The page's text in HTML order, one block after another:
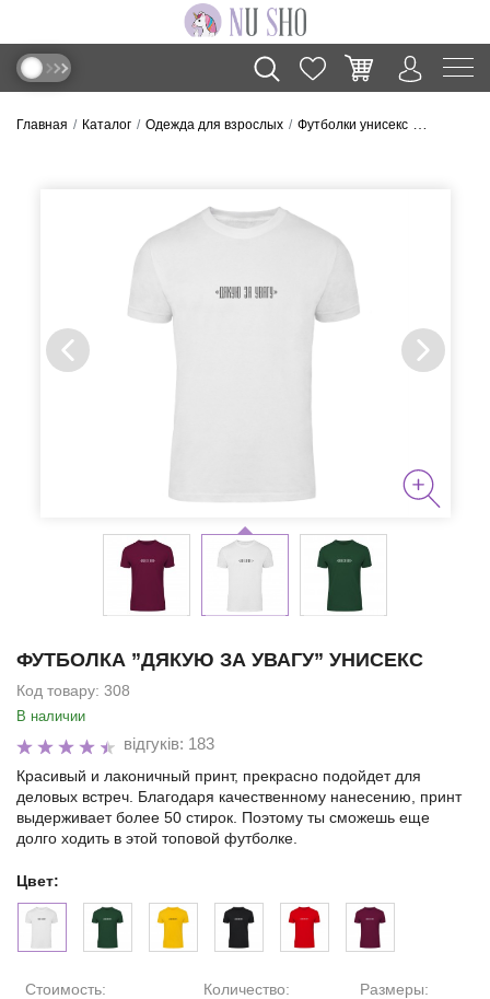
Главная Каталог Одежда для взрослых Футболки унисекс Футболка
ФУТБОЛКА ”ДЯКУЮ ЗА УВАГУ” УНИСЕКС
Код товару: 308
В наличии
відгуків: 183
Красивый и лаконичный принт, прекрасно подойдет для
деловых встреч. Благодаря качественному нанесению, принт
выдерживает более 50 стирок. Поэтому ты сможешь еще
долго ходить в этой топовой футболке.
Цвет:
Стоимость: Количество:
Размеры: